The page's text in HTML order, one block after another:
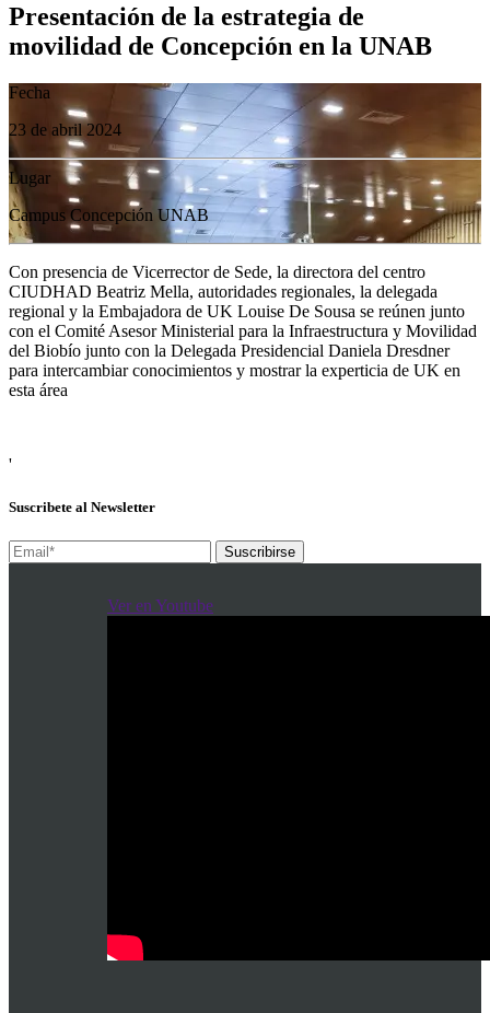
Presentación de la estrategia de
movilidad de Concepción en la UNAB
Fecha
23 de abril 2024
Lugar
Campus Concepción UNAB
Con presencia de Vicerrector de Sede, la directora del centro
CIUDHAD Beatriz Mella, autoridades regionales, la delegada
regional y la Embajadora de UK Louise De Sousa se reúnen junto
con el Comité Asesor Ministerial para la Infraestructura y Movilidad
del Biobío junto con la Delegada Presidencial Daniela Dresdner
para intercambiar conocimientos y mostrar la experticia de UK en
esta área
'
Suscribete al Newsletter
Suscribirse
Ver en Youtube